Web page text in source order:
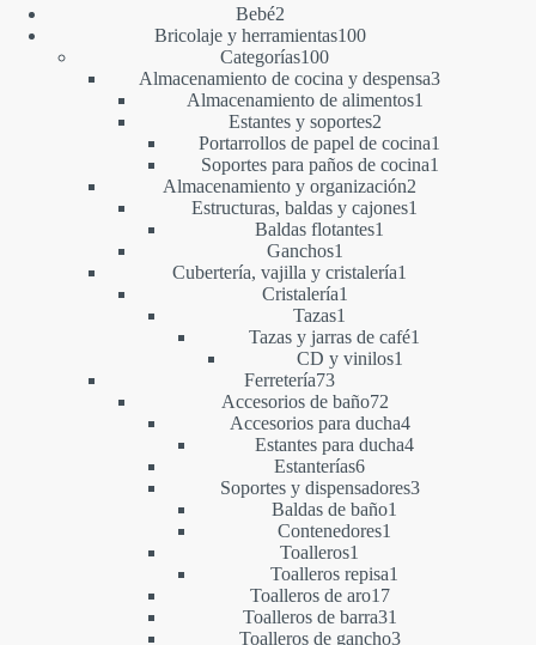
Bebé22
productos
Bricolaje y herramientas100100
Categorías100100
productos
Almacenamiento de cocina y despensa33
Almacenamiento de alimentos1
Estantes y soportes22
productos
Portarrollos de papel de cocina1
Soportes para paños de cocina1
Almacenamiento y organización2
Estructuras, baldas y cajones1
Baldas flotantes1
Ganchos1
producto
Cubertería, vajilla y cristalería1
Cristalería1
Tazas1
producto
Tazas y jarras de café1
CD y vinilos1
Ferretería7373
productos
Accesorios de baño7272
productos
Accesorios para ducha44
productos
Estantes para ducha44
Estanterías66
productos
Soportes y dispensadores33
Baldas de baño1
Contenedores1
Toalleros1
producto
Toalleros repisa1
Toalleros de aro1717
productos
Toalleros de barra31
productos
Toalleros de gancho33